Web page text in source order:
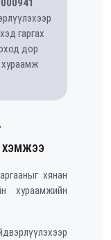
гаргах
дор
ХЭМЖЭЭ
хянан
хураамжийн